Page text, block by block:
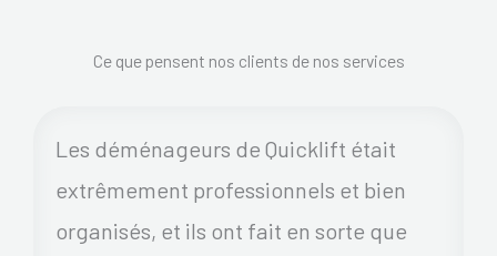
Ce que pensent nos clients de nos services
Les déménageurs de Quicklift était
extrêmement professionnels et bien
organisés, et ils ont fait en sorte que